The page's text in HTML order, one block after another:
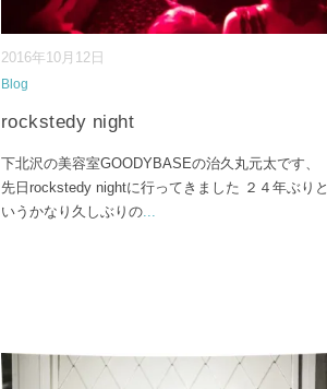
2016年10月12日
Blog
rockstedy night
下北沢の美容室GOODYBASEの治久丸元太です、
先日rockstedy nightに行ってきました ２４年ぶりと
いうかなり久しぶりの...